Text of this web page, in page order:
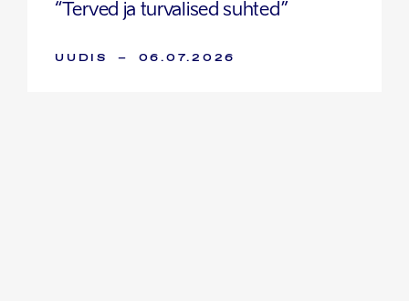
“Terved ja turvalised suhted”
UUDIS – 06.07.2026